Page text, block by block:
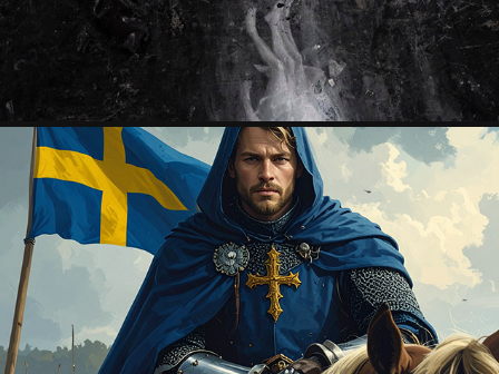
RIDDARSPEL VID GRÄFSNÄS SLOTTSRUIN
2024